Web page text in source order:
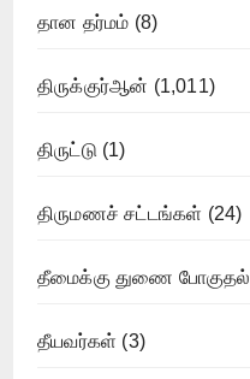
தான தர்மம் (8)
திருக்குர்ஆன் (1,011)
திருட்டு (1)
திருமணச் சட்டங்கள் (24)
தீமைக்கு துணை போகுதல்
தீயவர்கள் (3)